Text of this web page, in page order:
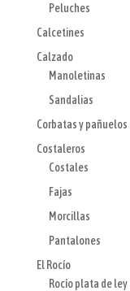
Peluches
Calcetines
Calzado
Manoletinas
Sandalias
Corbatas y pañuelos
Costaleros
Costales
Fajas
Morcillas
Pantalones
El Rocío
Rocío plata de ley